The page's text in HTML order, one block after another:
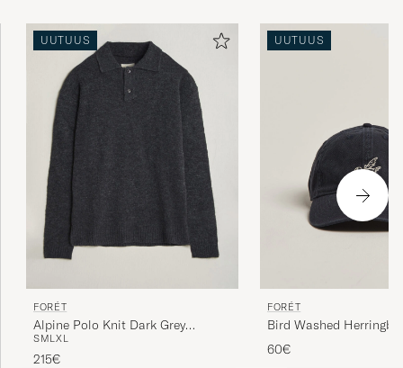
UUTUUS
FORÉT
Alpine Polo Knit Dark Grey
Melange
SMLXL
215€
UUTUUS
FORÉT
Bird Washed
Navy
60€